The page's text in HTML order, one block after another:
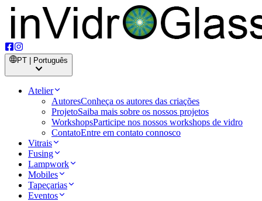
PT | Português
Atelier
AutoresConheça os autores das criações
ProjetoSaiba mais sobre os nossos projetos
WorkshopsParticipe nos nossos workshops de vidro
ContatoEntre em contato connosco
Vitrais
Fusing
Lampwork
Mobiles
Tapeçarias
Eventos